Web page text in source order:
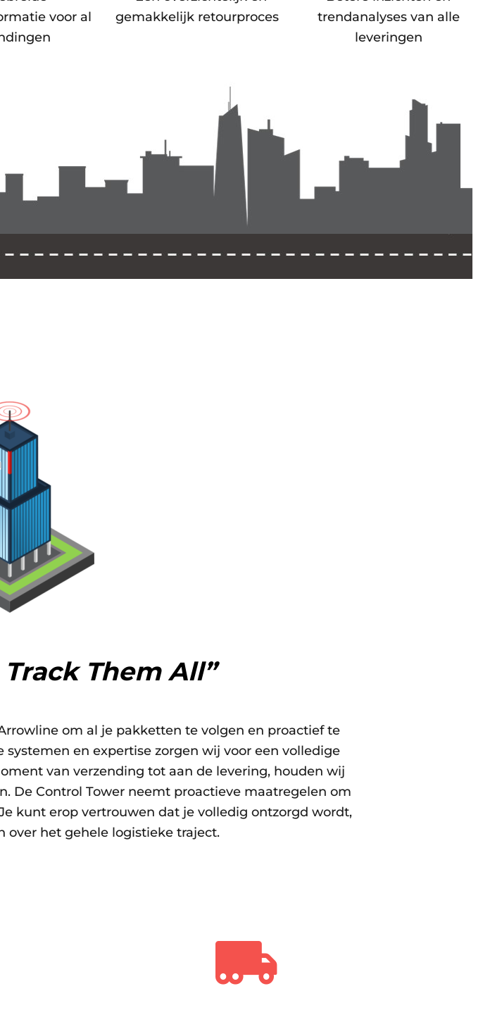
voor al
gemakkelijk retourproces
trendanalyses van alle
leveringen
Track Them All”
om al je pakketten te volgen en proactief te
en expertise zorgen wij voor een volledige
van verzending tot aan de levering, houden wij
De Control Tower neemt proactieve maatregelen om
kunt erop vertrouwen dat je volledig ontzorgd wordt,
het gehele logistieke traject.